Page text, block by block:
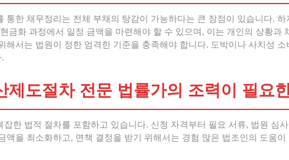
통한 채무정리는 전체 부채의 탕감이 가능하다는 큰 장점이 있습니다.
금화 과정에서 일정 금액을 마련해야 할 수 있으며, 이는 개인의 상황과
해서는 법원이 정한 엄격한 기준을 충족해야 합니다. 도박이나 사치성
제도절차 전문 법률가의 조력이 필요
잡한 법적 절차를 포함하고 있습니다. 신청 자격부터 필요 서류, 법원 심
액을 최소화하고, 면책 결정을 받기 위해서는 경험 많은 법조인의 도움이